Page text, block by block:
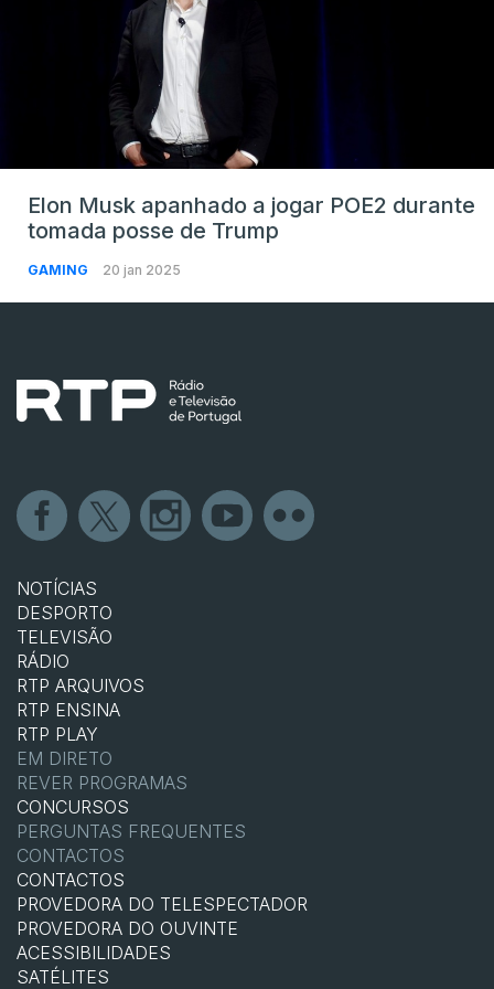
Elon Musk apanhado a jogar POE2 durante
tomada posse de Trump
GAMING 20 jan 2025
NOTÍCIAS
DESPORTO
TELEVISÃO
RÁDIO
RTP ARQUIVOS
RTP ENSINA
RTP PLAY
EM DIRETO
REVER PROGRAMAS
CONCURSOS
PERGUNTAS FREQUENTES
CONTACTOS
CONTACTOS
PROVEDORA DO TELESPECTADOR
PROVEDORA DO OUVINTE
ACESSIBILIDADES
SATÉLITES